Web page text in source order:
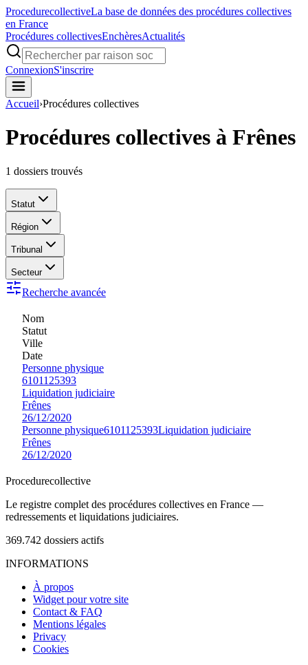
ProcedurecollectiveLa base de données des procédures collectives
en France
Procédures collectivesEnchèresActualités
ConnexionS'inscrire
Accueil›Procédures collectives
Procédures collectives à Frênes
1 dossiers trouvés
Statut
Région
Tribunal
Secteur
Recherche avancée
Nom
Statut
Ville
Date
Personne physique
6101125393
Liquidation judiciaire
Frênes
26/12/2020
Personne physique6101125393Liquidation judiciaire
Frênes
26/12/2020
Procedurecollective
Le registre complet des procédures collectives en France —
redressements et liquidations judiciaires.
369.742 dossiers actifs
INFORMATIONS
À propos
Widget pour votre site
Contact & FAQ
Mentions légales
Privacy
Cookies